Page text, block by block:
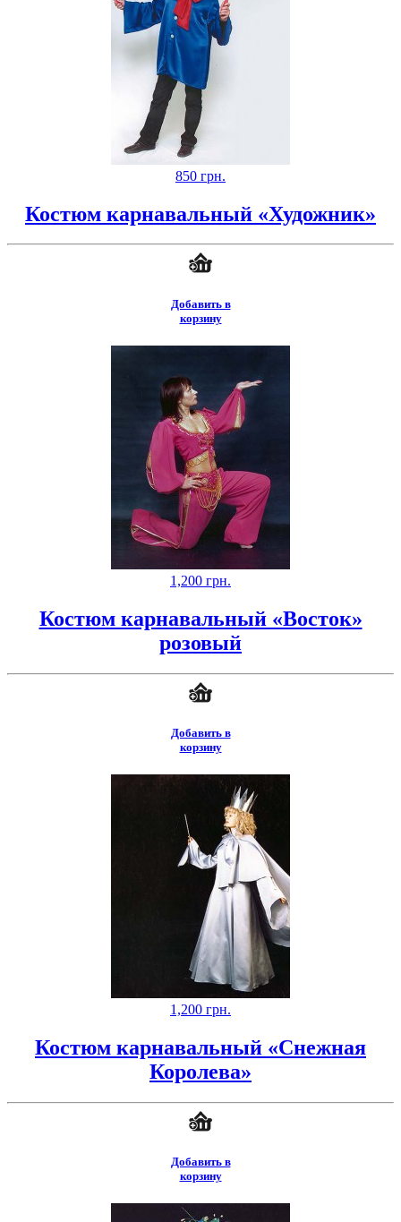
850 грн.
Костюм карнавальный «Художник»
Добавить в
корзину
1,200 грн.
Костюм карнавальный «Восток»
розовый
Добавить в
корзину
1,200 грн.
Костюм карнавальный «Снежная
Королева»
Добавить в
корзину